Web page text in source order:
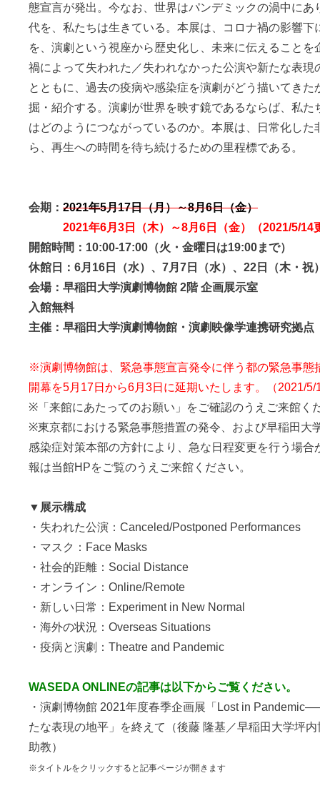
態宣言が発出。今なお、世界はパンデミックの渦中にあ
代を、私たちは生きている。本展は、コロナ禍の影響下
を、演劇という視座から歴史化し、未来に伝えることを
禍によって失われた／失われなかった公演や新たな表現
とともに、過去の疫病や感染症を演劇がどう描いてきた
掘・紹介する。演劇が世界を映す鏡であるならば、私た
はどのようにつながっているのか。本展は、日常化した
ら、再生への時間を待ち続けるための里程標である。
会期： 2021年5月17日（月）～8月6日（金）
2021年6月3日（木）～8月6日（金）（2021/5/14
開館時間：10:00-17:00（火・金曜日は19:00まで）
休館日：6月16日（水）、7月7日（水）、22日（木・祝
会場：早稲田大学演劇博物館 2階 企画展示室
入館無料
主催：早稲田大学演劇博物館・演劇映像学連携研究拠点
※演劇博物館は、緊急事態宣言発令に伴う都の緊急事態
開幕を5月17日から6月3日に延期いたします。（2021/5/
※「 来館にあたってのお願い 」をご確認のうえご来館く
※東京都における緊急事態措置の発令、および早稲田大
感染症対策本部の方針により、急な日程変更を行う場合
報は当館HPをご覧のうえご来館ください。
▼展示構成
・失われた公演：Canceled/Postponed Performances
・マスク：Face Masks
・社会的距離：Social Distance
・オンライン：Online/Remote
・新しい日常：Experiment in New Normal
・海外の状況：Overseas Situations
・疫病と演劇：Theatre and Pandemic
WASEDA ONLINEの記事は以下からご覧ください。
・演劇博物館 2021年度春季企画展「Lost in
たな表現の地平」を終えて
（後藤 隆基／早稲田大学坪
助教）
※タイトルをクリックすると記事ページが開きます